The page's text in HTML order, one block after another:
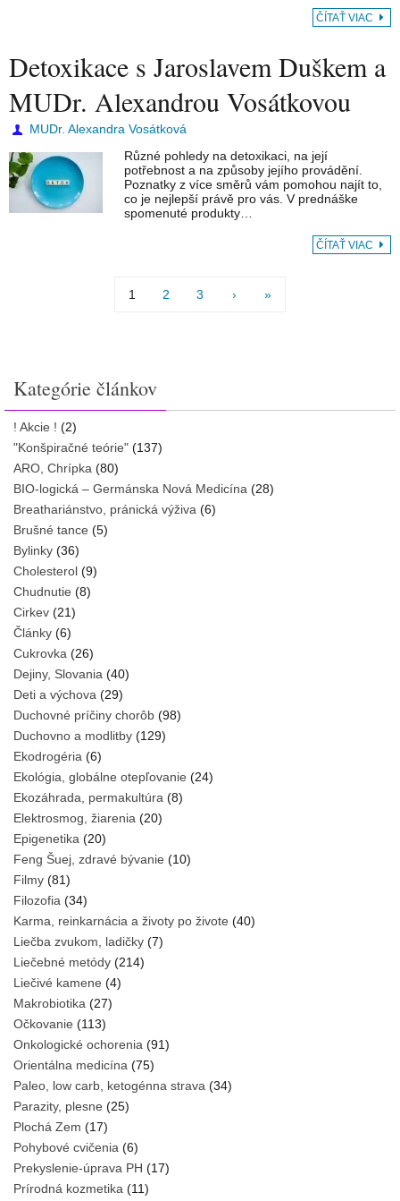
ČÍTAŤ VIAC
Detoxikace s Jaroslavem Duškem a
MUDr. Alexandrou Vosátkovou
MUDr. Alexandra Vosátková
Různé pohledy na detoxikaci, na její
potřebnost a na způsoby jejího provádění.
Poznatky z více směrů vám pomohou najít to,
co je nejlepší právě pro vás. V prednáške
spomenuté produkty…
ČÍTAŤ VIAC
1 2 3 › »
Kategórie článkov
! Akcie ! (2)
"Konšpiračné teórie" (137)
ARO, Chrípka (80)
BIO-logická – Germánska Nová Medicína (28)
Breathariánstvo, pránická výživa (6)
Brušné tance (5)
Bylinky (36)
Cholesterol (9)
Chudnutie (8)
Cirkev (21)
Články (6)
Cukrovka (26)
Dejiny, Slovania (40)
Deti a výchova (29)
Duchovné príčiny chorôb (98)
Duchovno a modlitby (129)
Ekodrogéria (6)
Ekológia, globálne otepľovanie (24)
Ekozáhrada, permakultúra (8)
Elektrosmog, žiarenia (20)
Epigenetika (20)
Feng Šuej, zdravé bývanie (10)
Filmy (81)
Filozofia (34)
Karma, reinkarnácia a životy po živote (40)
Liečba zvukom, ladičky (7)
Liečebné metódy (214)
Liečivé kamene (4)
Makrobiotika (27)
Očkovanie (113)
Onkologické ochorenia (91)
Orientálna medicína (75)
Paleo, low carb, ketogénna strava (34)
Parazity, plesne (25)
Plochá Zem (17)
Pohybové cvičenia (6)
Prekyslenie-úprava PH (17)
Prírodná kozmetika (11)